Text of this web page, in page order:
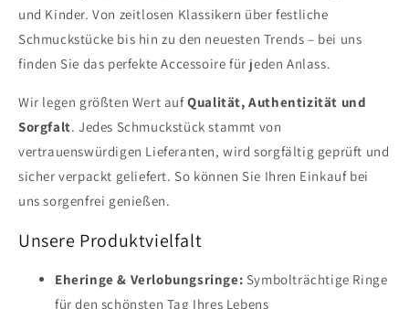
und Kinder. Von zeitlosen Klassikern über festliche
Schmuckstücke bis hin zu den neuesten Trends – bei uns
finden Sie das perfekte Accessoire für jeden Anlass.
Wir legen größten Wert aufQualität, Authentizität und
Sorgfalt. Jedes Schmuckstück stammt von
vertrauenswürdigen Lieferanten, wird sorgfältig geprüft und
sicher verpackt geliefert. So können Sie Ihren Einkauf bei
uns sorgenfrei genießen.
Unsere Produktvielfalt
Eheringe & Verlobungsringe: Symbolträchtige Ringe
für den schönsten Tag Ihres Lebens